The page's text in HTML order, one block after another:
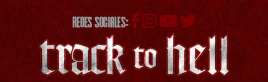
REDES SOCIALES: